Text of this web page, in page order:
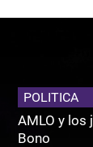
POLITICA
AMLO y los
Bono